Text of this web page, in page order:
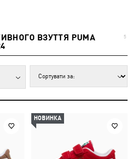
ВЗУТТЯ PUMA
5
НОВИНКА